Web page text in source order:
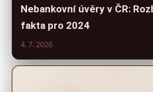
Nebankovní úvěry v ČR:
fakta pro 2024
4. 7. 2026